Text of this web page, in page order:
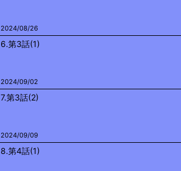
2024/08/26
6.第3話(1)
2024/09/02
7.第3話(2)
2024/09/09
8.第4話(1)